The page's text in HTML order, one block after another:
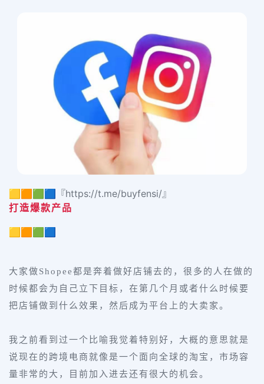
🟨🟧🟩🟦『https://t.me/buyfensi/』
打造爆款产品
🟨🟧🟩🟦
大家做Shopee都是奔着做好店铺去的，很多的人在做的
时候都会为自己立下目标，在第几个月或者什么时候要
把店铺做到什么效果，然后成为平台上的大卖家。
我之前看到过一个比喻我觉着特别好，大概的意思就是
说现在的跨境电商就像是一个面向全球的淘宝，市场容
量非常的大，目前加入进去还有很大的机会。